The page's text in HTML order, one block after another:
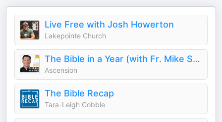
Live Free with Josh Howerton
Lakepointe Church
The Bible in a Year (with Fr. Mike Schmitz)
Ascension
The Bible Recap
Tara-Leigh Cobble